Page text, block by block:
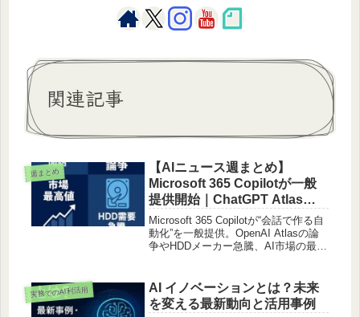
関連記事
週まとめ
【AIニュース週まとめ】
Microsoft 365 Copilotが一般
提供開始｜ChatGPT Atlas論
争・ストレージ急騰・AI市場
最高値更新【2025年10月27
日〜11月2日】
Microsoft 365 Copilotが“会話で作る自
動化”を一般提供。OpenAI Atlasの論
争やHDDメーカー急騰、AI市場の最高
課題も解説。
実務でのAI利活用
AI イノベーションとは？未来
を変える最新動向と活用事例